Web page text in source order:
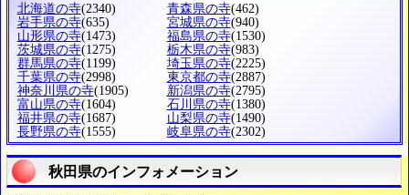
北海道の寺(2340) 青森県の寺(462)
岩手県の寺(635) 宮城県の寺(940)
山形県の寺(1473) 福島県の寺(1530)
茨城県の寺(1275) 栃木県の寺(983)
群馬県の寺(1199) 埼玉県の寺(2225)
千葉県の寺(2998) 東京都の寺(2887)
神奈川県の寺(1905) 新潟県の寺(2795)
富山県の寺(1604) 石川県の寺(1380)
福井県の寺(1687) 山梨県の寺(1490)
長野県の寺(1555) 岐阜県の寺(2302)
秋田県のインフォメーション